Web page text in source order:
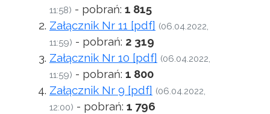
11:58) - pobrań: 1 815
Załącznik Nr 11 [pdf] (06.04.2022,
11:59) - pobrań: 2 319
Załącznik Nr 10 [pdf] (06.04.2022,
11:59) - pobrań: 1 800
Załącznik Nr 9 [pdf] (06.04.2022,
12:00) - pobrań: 1 796